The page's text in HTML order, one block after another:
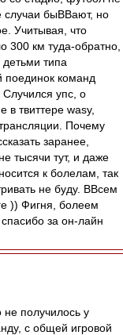
случаи быВВают, но
Учитывая, что
300 км туда-обратно,
типа
поединок команд
упс, о
в твиттере wasy,
Почему
заранее,
тысячи тут, и даже
к болелам, так
не буду. ВВсем
)) Фигня, болеем
за он-лайн
не получилось у
с общей игровой